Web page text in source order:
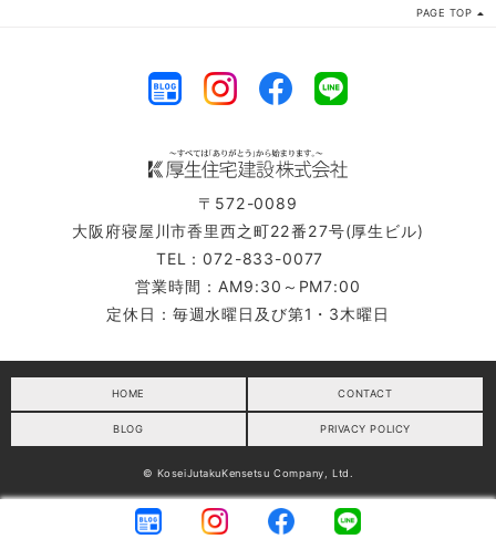
PAGE TOP
〒572-0089
大阪府寝屋川市香里西之町22番27号(厚生ビル)
TEL：072-833-0077
営業時間：AM9:30～PM7:00
定休日：毎週水曜日及び第1・3木曜日
HOME CONTACT
BLOG PRIVACY POLICY
© KoseiJutakuKensetsu Company, Ltd.